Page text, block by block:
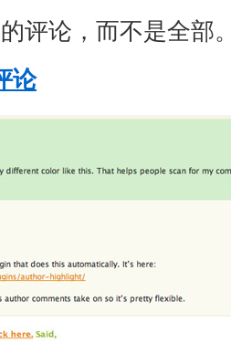
评论，而不是全部
论